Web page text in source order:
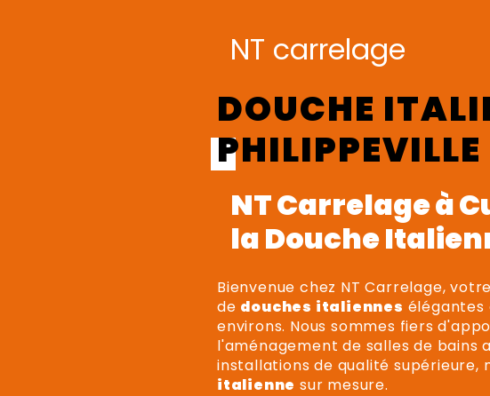
NT carrelage
DOUCHE
PHILIPPEVILLE
NT Carrelage à
la Douche
Bienvenue chez NT Carrelage,
de douches italiennes
environs. Nous sommes fiers
l'aménagement de salles de bains
installations de qualité
italienne sur mesure.